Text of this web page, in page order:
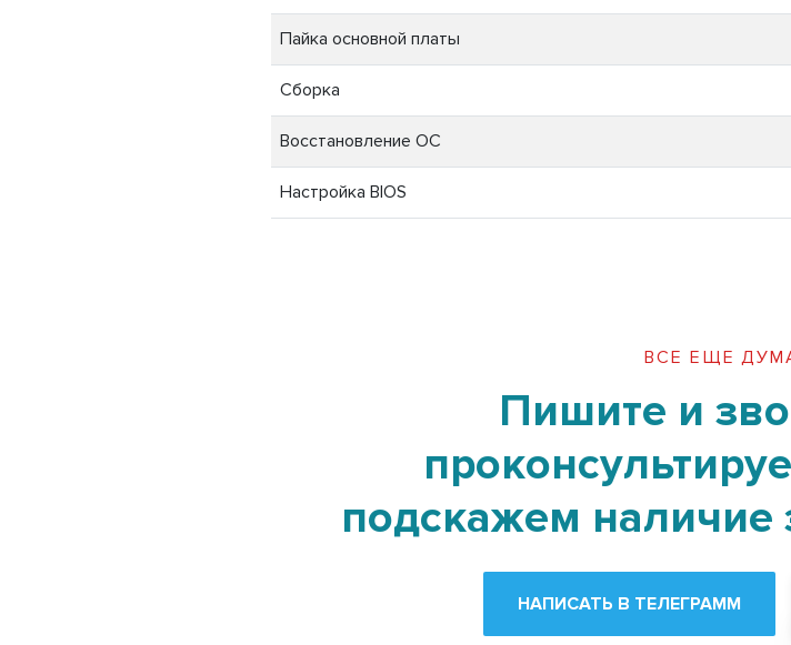
Пайка основной платы
Сборка
Восстановление ОС
Настройка BIOS
ВСЕ ЕЩЕ
Пишите и
подскажем наличие
НАПИСАТЬ В ТЕЛЕГРАММ